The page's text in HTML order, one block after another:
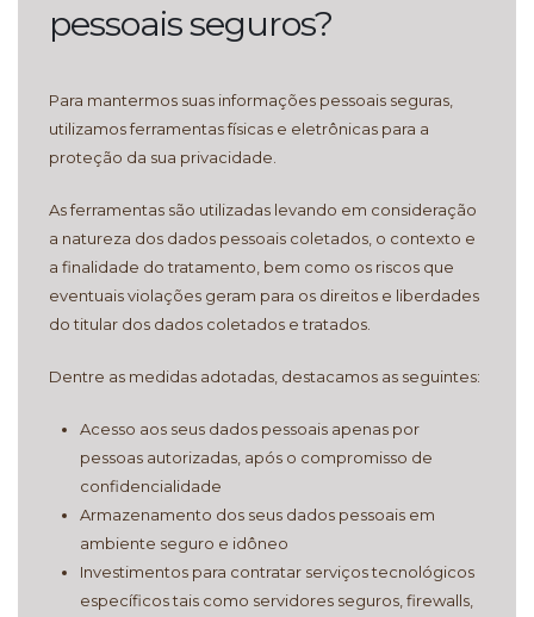
pessoais seguros?
Para mantermos suas informações pessoais seguras,
utilizamos ferramentas físicas e eletrônicas para a
proteção da sua privacidade.
As ferramentas são utilizadas levando em consideração
a natureza dos dados pessoais coletados, o contexto e
a finalidade do tratamento, bem como os riscos que
eventuais violações geram para os direitos e liberdades
do titular dos dados coletados e tratados.
Dentre as medidas adotadas, destacamos as seguintes:
Acesso aos seus dados pessoais apenas por
pessoas autorizadas, após o compromisso de
confidencialidade
Armazenamento dos seus dados pessoais em
ambiente seguro e idôneo
Investimentos para contratar serviços tecnológicos
específicos tais como servidores seguros, firewalls,